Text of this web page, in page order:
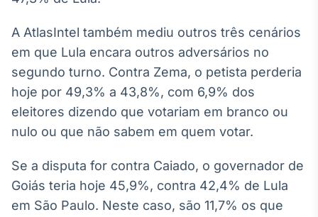
Em breve
A AtlasIntel também mediu outros três cenários
em que Lula encara outros adversários no
segundo turno. Contra Zema, o petista perderia
hoje por 49,3% a 43,8%, com 6,9% dos
eleitores dizendo que votariam em branco ou
nulo ou que não sabem em quem votar.
Se a disputa for contra Caiado, o governador de
Goiás teria hoje 45,9%, contra 42,4% de Lula
em São Paulo. Neste caso, são 11,7% os que